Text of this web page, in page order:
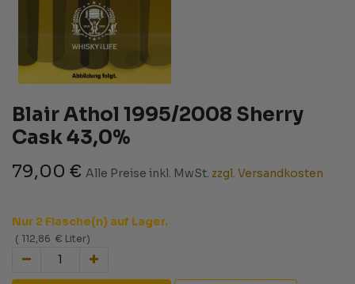
Blair Athol 1995/2008 Sherry
Cask 43,0%
79,00 € Alle Preise inkl. MwSt. zzgl. Versandkosten
Nur 2 Flasche(n) auf Lager.
( 112,86 € Liter)